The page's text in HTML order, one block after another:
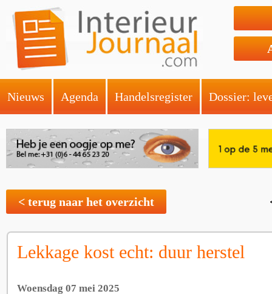
Nieuws Agenda Handelsregister Dossier:
< terug naar het overzicht
Lekkage kost echt: duur herstel
Woensdag 07 mei 2025